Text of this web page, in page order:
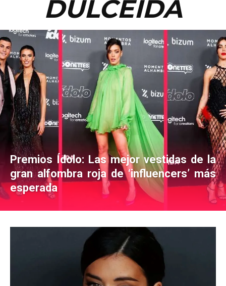
DULCEIDA
Premios Ídolo: Las mejor vestidas de la
gran alfombra roja de ‘influencers’ más
esperada